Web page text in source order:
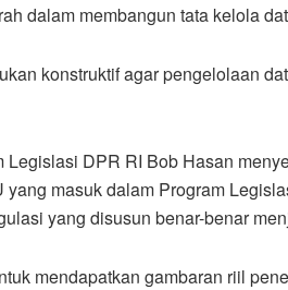
dalam membangun tata kelola
konstruktif agar pengelolaan
Legislasi DPR RI Bob Hasan
masuk dalam Program
yang disusun benar-benar
mendapatkan gambaran riil